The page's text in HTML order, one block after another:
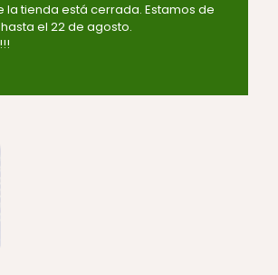
la tienda está cerrada. Estamos de
el 22 de agosto.